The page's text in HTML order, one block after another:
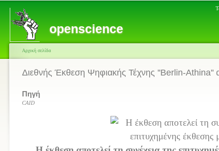
openscience
Αρχική σελίδα
Διεθνής Έκθεση Ψηφιακής Τέχνης ''Berlin-Athina''
Πηγή
CAID